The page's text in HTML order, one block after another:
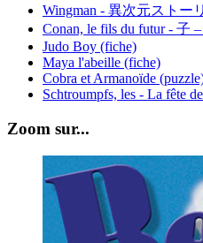
Wingman - 異次元ストー
Conan, le fils du futur - 子
Judo Boy (fiche)
Maya l'abeille (fiche)
Cobra et Armanoïde
Schtroumpfs, les - La fête
Zoom sur...